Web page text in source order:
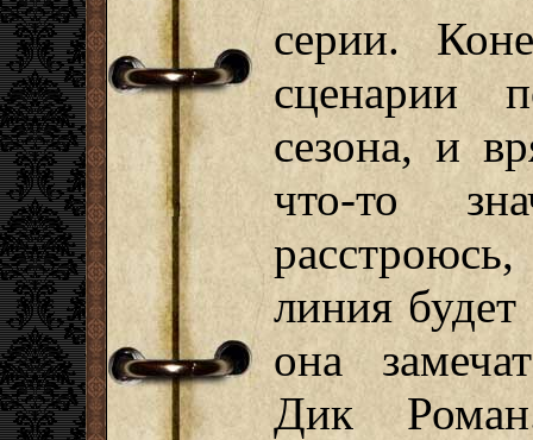
серии.
сценарии
сезона, и
что-то
линия
она
Дик